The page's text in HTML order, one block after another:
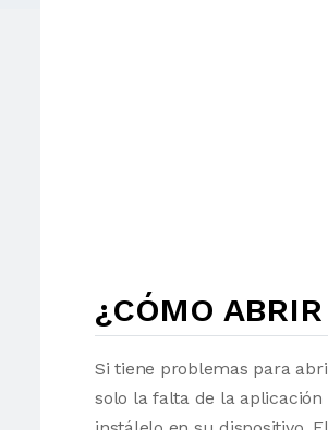
¿CÓMO
Si tiene problemas para
solo la falta de la